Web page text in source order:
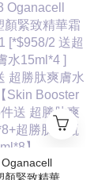
緊致精華霜